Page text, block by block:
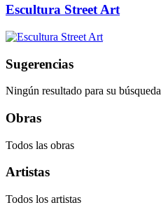
Escultura Street Art
Sugerencias
Ningún resultado para su búsqueda
Obras
Todos las obras
Artistas
Todos los artistas